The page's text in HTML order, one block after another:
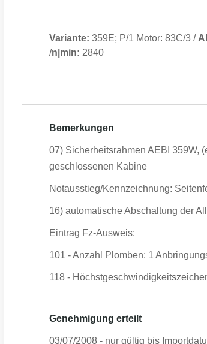
Variante: 359E; P/1 Motor: 83C/3 /
/n|min: 2840
Bemerkungen
07) Sicherheitsrahmen AEBI 359W,
geschlossenen Kabine
Notausstieg/Kennzeichnung:
16) automatische Abschaltung der
Eintrag Fz-Ausweis:
101 - Anzahl Plomben: 1
118 -
Genehmigung erteilt
03/07/2008 - nur gültig bis